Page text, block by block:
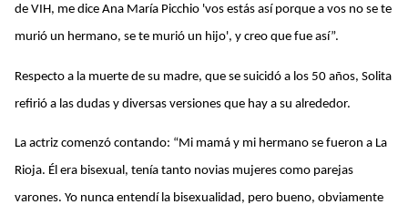
de VIH, me dice Ana María Picchio 'vos estás así porque a vos no se te
murió un hermano, se te murió un hijo', y creo que fue así”.
Respecto a la muerte de su madre, que se suicidó a los 50 años, Solita
refirió a las dudas y diversas versiones que hay a su alrededor.
La actriz comenzó contando: “Mi mamá y mi hermano se fueron a La
Rioja. Él era bisexual, tenía tanto novias mujeres como parejas
varones. Yo nunca entendí la bisexualidad, pero bueno, obviamente